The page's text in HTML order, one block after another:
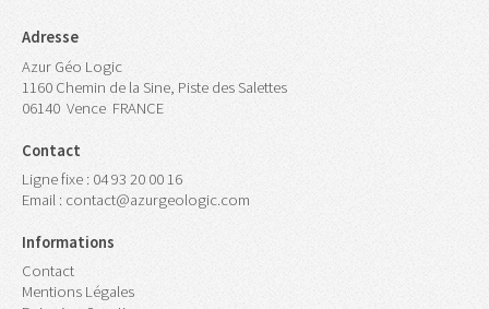
Adresse
Azur Géo Logic
1160 Chemin de la Sine, Piste des Salettes
06140 Vence FRANCE
Contact
Ligne fixe : 04 93 20 00 16
Email : contact@azurgeologic.com
Informations
Contact
Mentions Légales